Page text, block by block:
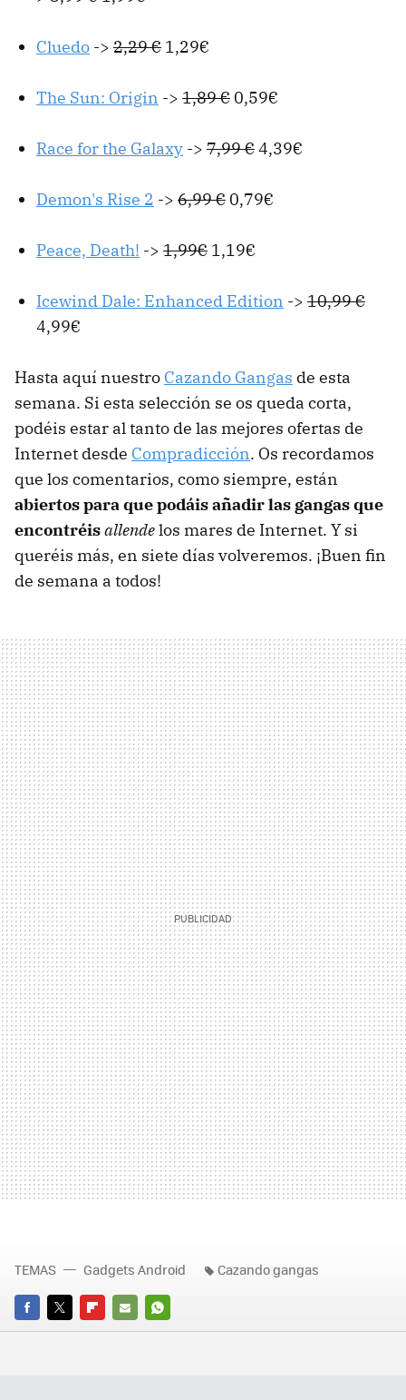
Cluedo -> 2,29 € 1,29€
The Sun: Origin -> 1,89 € 0,59€
Race for the Galaxy -> 7,99 €4,39€
Demon's Rise 2 -> 6,99 € 0,79€
Peace, Death! -> 1,99€ 1,19€
Icewind Dale: Enhanced Edition -> 10,99 €
4,99€
Hasta aquí nuestro Cazando Gangas de esta
semana. Si esta selección se os queda corta,
podéis estar al tanto de las mejores ofertas de
Internet desde Compradicción. Os recordamos
que los comentarios, como siempre, están
abiertos para que podáis añadir las gangas que
encontréisallendelos mares de Internet. Y si
queréis más, en siete días volveremos. ¡Buen fin
de semana a todos!
FACEBOOK
TWITTERFLIPBOARD
E-
WHATSAPP
TEMAS Gadgets Android Cazando gangas